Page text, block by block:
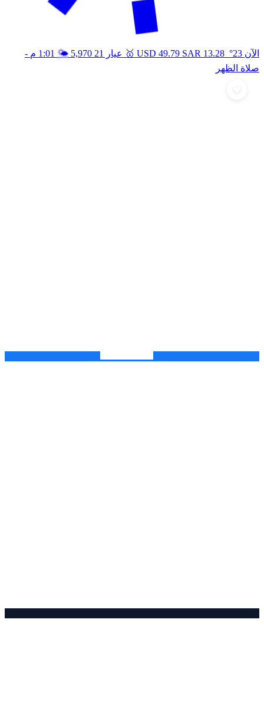
الآن 23° USD 49.79 SAR 13.28
🥇 عيار 21 5,970
🌤️ 1:01 م
-
صلاة الظهر